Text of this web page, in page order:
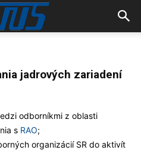
jadrových zariadení
odborníkmi z oblasti
s RAO;
organizácií SR do aktivít